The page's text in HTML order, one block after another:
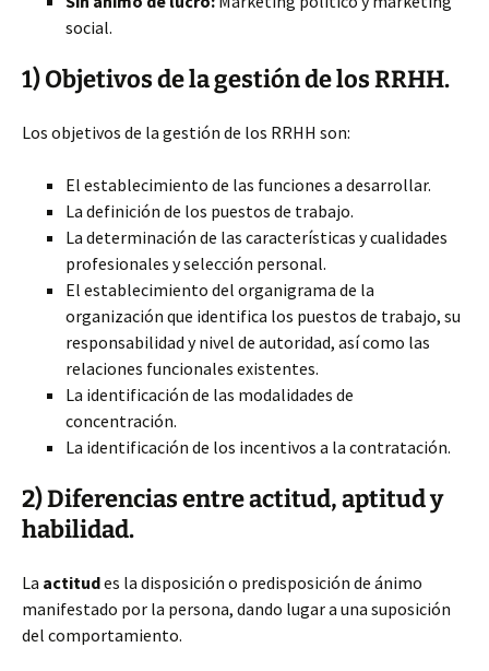
social.
1) Objetivos de la gestión de los RRHH.
Los objetivos de la gestión de los RRHH son:
El establecimiento de las funciones a desarrollar.
La definición de los puestos de trabajo.
La determinación de las características y cualidades
profesionales y selección personal.
El establecimiento del organigrama de la
organización que identifica los puestos de trabajo, su
responsabilidad y nivel de autoridad, así como las
relaciones funcionales existentes.
La identificación de las modalidades de
concentración.
La identificación de los incentivos a la contratación.
2) Diferencias entre actitud, aptitud y
habilidad.
La actitudes la disposición o predisposición de ánimo
manifestado por la persona, dando lugar a una suposición
del comportamiento.